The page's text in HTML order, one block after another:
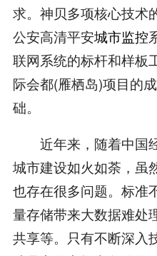
求。神贝多项核心技术
公安高清平安城市监控
联网系统的标杆和样板
际会都(雁栖岛)项目的
础。
近年来，随着中国
城市建设如火如荼，虽
也存在很多问题。标准
量存储带来大数据难处
共享等。只有不断深入